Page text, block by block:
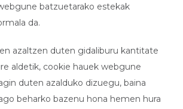
batzuetarako estekak
da.
azaltzen duten gidaliburu kantitate
aldetik, cookie hauek webgune
duten azalduko dizuegu, baina
beharko bazenu hona hemen hura